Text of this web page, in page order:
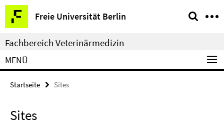
Springe
direkt
zu
Inhalt
Freie Universität Berlin
Service-
Navigation
Fachbereich Veterinärmedizin
MENÜ
Startseite Sites
Sites